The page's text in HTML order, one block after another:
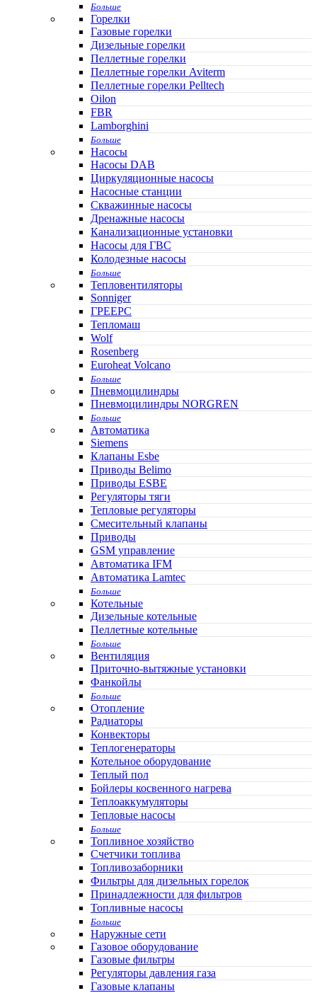
Больше
Горелки
Газовые горелки
Дизельные горелки
Пеллетные горелки
Пеллетные горелки Aviterm
Пеллетные горелки Pelltech
Oilon
FBR
Lamborghini
Больше
Насосы
Насосы DAB
Циркуляционные насосы
Насосные станции
Скважинные насосы
Дренажные насосы
Канализационные установки
Насосы для ГВС
Колодезные насосы
Больше
Тепловентиляторы
Sonniger
ГРЕЕРС
Тепломаш
Wolf
Rosenberg
Euroheat Volcano
Больше
Пневмоцилиндры
Пневмоцилиндры NORGREN
Больше
Автоматика
Siemens
Клапаны Esbe
Приводы Belimo
Приводы ESBE
Регуляторы тяги
Тепловые регуляторы
Cмесительный клапаны
Приводы
GSM управление
Автоматика IFM
Автоматика Lamtec
Больше
Котельные
Дизельные котельные
Пеллетные котельные
Больше
Вентиляция
Приточно-вытяжные установки
Фанкойлы
Больше
Отопление
Радиаторы
Конвекторы
Теплогенераторы
Котельное оборудование
Теплый пол
Бойлеры косвенного нагрева
Теплоаккумуляторы
Тепловые насосы
Больше
Топливное хозяйство
Счетчики топлива
Топливозаборники
Фильтры для дизельных горелок
Принадлежности для фильтров
Топливные насосы
Больше
Наружные сети
Газовое оборудование
Газовые фильтры
Регуляторы давления газа
Газовые клапаны